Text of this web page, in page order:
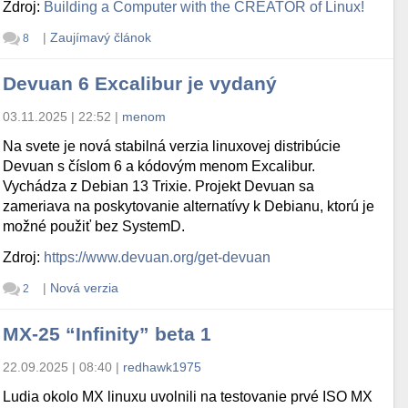
Zdroj: Building a Computer with the CREATOR of Linux!
8 | Zaujímavý článok
Devuan 6 Excalibur je vydaný
03.11.2025 | 22:52 | menom
Na svete je nová stabilná verzia linuxovej distribúcie
Devuan s číslom 6 a kódovým menom Excalibur.
Vychádza z Debian 13 Trixie. Projekt Devuan sa
zameriava na poskytovanie alternatívy k Debianu, ktorú je
možné použiť bez SystemD.
Zdroj: https://www.devuan.org/get-devuan
2 | Nová verzia
MX-25 “Infinity” beta 1
22.09.2025 | 08:40 | redhawk1975
Ludia okolo MX linuxu uvolnili na testovanie prvé ISO MX